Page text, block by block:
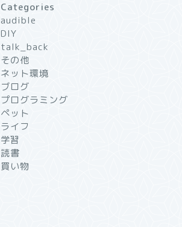
Categories
audible
DIY
talk_back
その他
ネット環境
ブログ
プログラミング
ペット
ライフ
学習
読書
買い物